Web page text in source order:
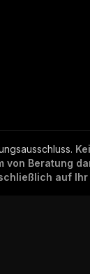
.
von Beratung
auf Ihr